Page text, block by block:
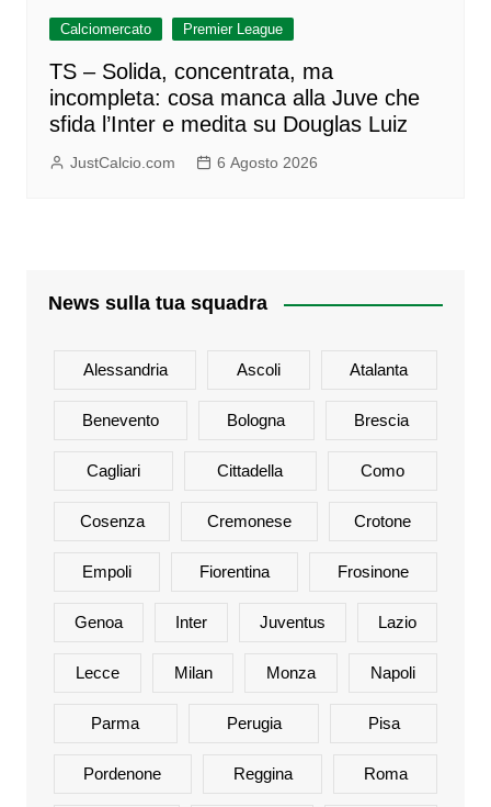
Calciomercato Premier League
TS – Solida, concentrata, ma
incompleta: cosa manca alla Juve che
sfida l’Inter e medita su Douglas Luiz
JustCalcio.com 6 Agosto 2026
News sulla tua squadra
Alessandria Ascoli Atalanta
Benevento Bologna Brescia
Cagliari Cittadella Como
Cosenza Cremonese Crotone
Empoli Fiorentina Frosinone
Genoa Inter Juventus Lazio
Lecce Milan Monza Napoli
Parma Perugia Pisa
Pordenone Reggina Roma